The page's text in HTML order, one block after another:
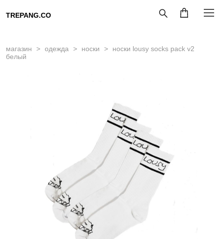
TREPANG.CO
магазин > одежда > носки >
носки lousy socks pack v2
белый